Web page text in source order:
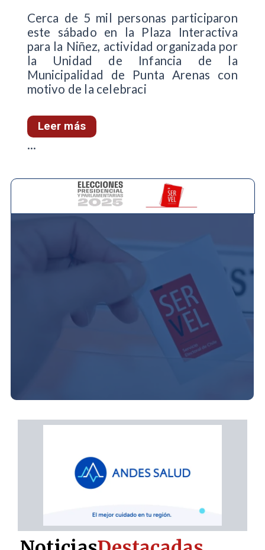
Cerca de 5 mil personas participaron
este sábado en la Plaza Interactiva
para la Niñez, actividad organizada por
la Unidad de Infancia de la
Municipalidad de Punta Arenas con
motivo de la celebraci
Leer más
...